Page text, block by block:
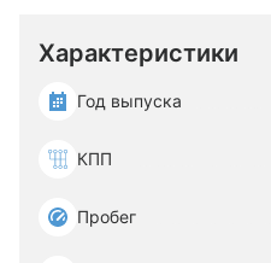
Характеристики
Год выпуска
КПП
Пробег